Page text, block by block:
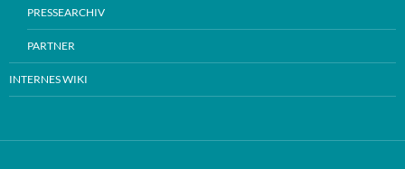
PRESSEARCHIV
PARTNER
INTERNES WIKI